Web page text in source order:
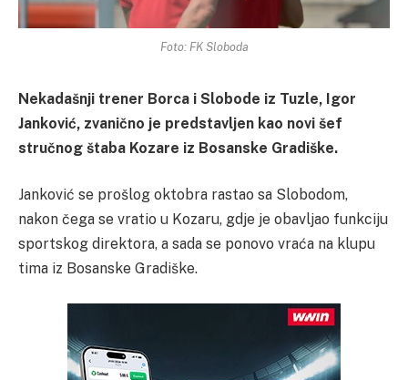
Foto: FK Sloboda
Nekadašnji trener Borca i Slobode iz Tuzle, Igor
Janković, zvanično je predstavljen kao novi šef
stručnog štaba Kozare iz Bosanske Gradiške.
Janković se prošlog oktobra rastao sa Slobodom,
nakon čega se vratio u Kozaru, gdje je obavljao funkciju
sportskog direktora, a sada se ponovo vraća na klupu
tima iz Bosanske Gradiške.